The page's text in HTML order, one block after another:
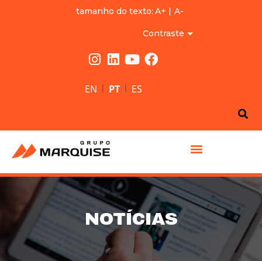
tamanho do texto: A+ | A-
Contraste
EN | PT | ES
NOTÍCIAS